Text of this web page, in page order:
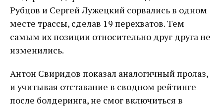
Рубцов и Сергей Лужецкий сорвались в одном
месте трассы, сделав 19 перехватов. Тем
самым их позиции относительно друг друга не
изменились.
Антон Свиридов показал аналогичный пролаз,
и учитывая отставание в сводном рейтинге
после болдеринга, не смог включиться в